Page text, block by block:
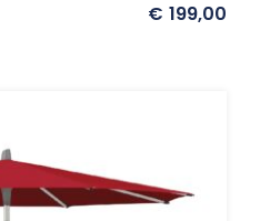
€ 199,00